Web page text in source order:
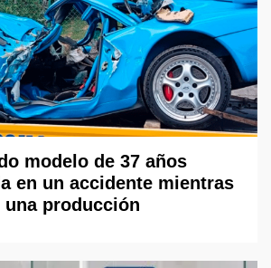
modelo de 37 años
en un accidente mientras
una producción